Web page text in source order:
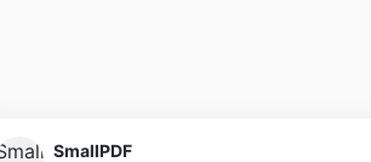
SmallPDF